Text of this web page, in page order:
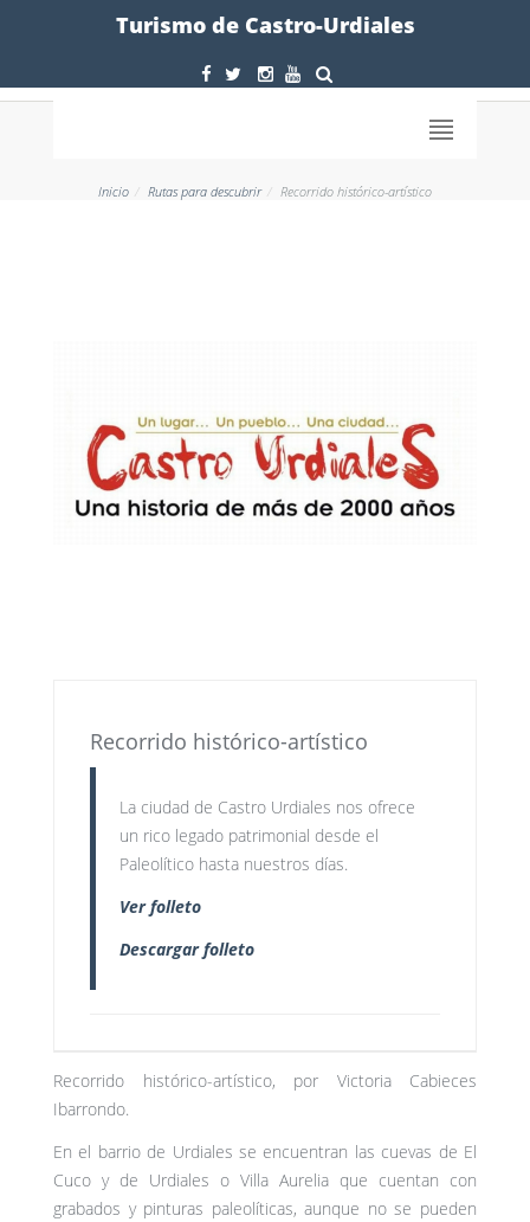
FormularioTurismo de Castro-Urdiales
Inicio Rutas para descubrir Recorrido histórico-artístico
Recorrido histórico-artístico
La ciudad de Castro Urdiales nos ofrece
un rico legado patrimonial desde el
Paleolítico hasta nuestros días.
Ver folleto
Descargar folleto
Recorrido histórico-artístico, por Victoria Cabieces
Ibarrondo.
En el barrio de Urdiales se encuentran las cuevas de El
Cuco y de Urdiales o Villa Aurelia que cuentan con
grabados y pinturas paleolíticas, aunque no se pueden